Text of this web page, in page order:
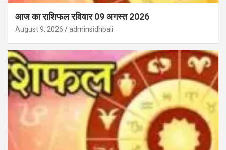
आज का राशिफल रविवार 09 अगस्त 2026
August 9, 2026 adminsidhbali